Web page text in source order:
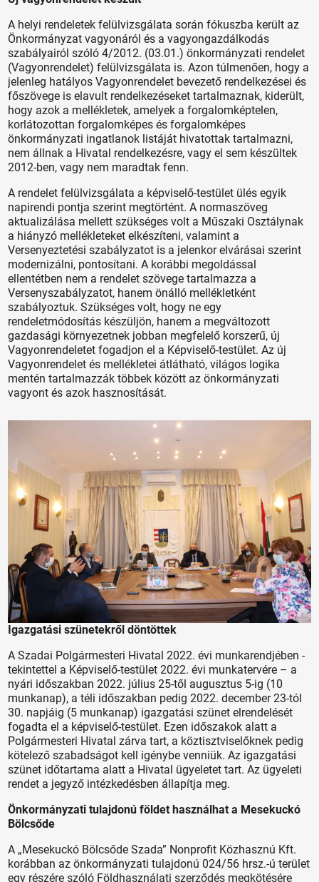
A helyi rendeletek felülvizsgálata során fókuszba került az
Önkormányzat vagyonáról és a vagyongazdálkodás
szabályairól szóló 4/2012. (03.01.) önkormányzati rendelet
(Vagyonrendelet) felülvizsgálata is. Azon túlmenően, hogy a
jelenleg hatályos Vagyonrendelet bevezető rendelkezései és
főszövege is elavult rendelkezéseket tartalmaznak, kiderült,
hogy azok a mellékletek, amelyek a forgalomképtelen,
korlátozottan forgalomképes és forgalomképes
önkormányzati ingatlanok listáját hivatottak tartalmazni,
nem állnak a Hivatal rendelkezésre, vagy el sem készültek
2012-ben, vagy nem maradtak fenn.
A rendelet felülvizsgálata a képviselő-testület ülés egyik
napirendi pontja szerint megtörtént. A normaszöveg
aktualizálása mellett szükséges volt a Műszaki Osztálynak
a hiányzó mellékleteket elkészíteni, valamint a
Versenyeztetési szabályzatot is a jelenkor elvárásai szerint
modernizálni, pontosítani. A korábbi megoldással
ellentétben nem a rendelet szövege tartalmazza a
Versenyszabályzatot, hanem önálló mellékletként
szabályoztuk. Szükséges volt, hogy ne egy
rendeletmódosítás készüljön, hanem a megváltozott
gazdasági környezetnek jobban megfelelő korszerű, új
Vagyonrendeletet fogadjon el a Képviselő-testület. Az új
Vagyonrendelet és mellékletei átlátható, világos logika
mentén tartalmazzák többek között az önkormányzati
vagyont és azok hasznosítását.
Igazgatási szünetekről döntöttek
A Szadai Polgármesteri Hivatal 2022. évi munkarendjében -
tekintettel a Képviselő-testület 2022. évi munkatervére – a
nyári időszakban 2022. július 25-től augusztus 5-ig (10
munkanap), a téli időszakban pedig 2022. december 23-tól
30. napjáig (5 munkanap) igazgatási szünet elrendelését
fogadta el a képviselő-testület. Ezen időszakok alatt a
Polgármesteri Hivatal zárva tart, a köztisztviselőknek pedig
kötelező szabadságot kell igénybe venniük. Az igazgatási
szünet időtartama alatt a Hivatal ügyeletet tart. Az ügyeleti
rendet a jegyző intézkedésben állapítja meg.
Önkormányzati tulajdonú földet használhat a Mesekuckó
Bölcsőde
A „Mesekuckó Bölcsőde Szada” Nonprofit Közhasznú Kft.
korábban az önkormányzati tulajdonú 024/56 hrsz.-ú terület
egy részére szóló Földhasználati szerződés megkötésére